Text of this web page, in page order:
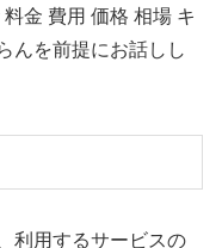
金 費用 価格 相場 キ
んを前提にお話しし
利用するサービスの